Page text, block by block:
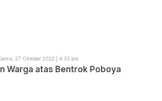
27 Oktober 2022 | 4:33 am
Warga atas Bentrok Poboya